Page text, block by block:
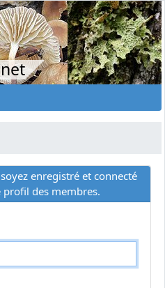
enregistré et connecté
des membres.